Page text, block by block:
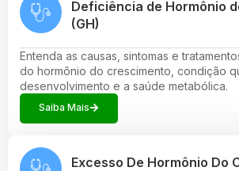
Deficiência de Hormônio
(GH)
Entenda as causas, sintomas e
do hormônio do crescimento, condição
desenvolvimento e a saúde metabólica.
Saiba Mais
Excesso De Hormônio Do